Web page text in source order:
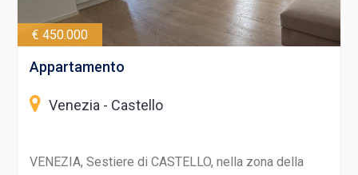
€ 450.000
Appartamento
Venezia - Castello
VENEZIA, Sestiere di CASTELLO, nella zona della